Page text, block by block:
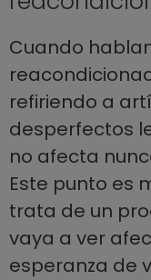
Cuando
refiriendo a
desperfectos
no afecta
Este punto es
trata de un
vaya a ver
esperanza de